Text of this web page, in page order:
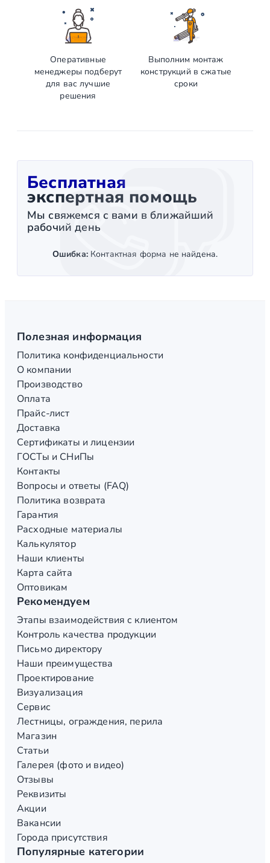
Оперативные
менеджеры подберут
для вас лучшие
решения
Выполним монтаж
конструкций в сжатые
сроки
Бесплатная
экспертная помощь
Мы свяжемся с вами в ближайший
рабочий день
Ошибка:Контактная форма не найдена.
Полезная информация
Политика конфиденциальности
О компании
Производство
Оплата
Прайс-лист
Доставка
Сертификаты и лицензии
ГОСТы и СНиПы
Контакты
Вопросы и ответы (FAQ)
Политика возврата
Гарантия
Расходные материалы
Калькулятор
Наши клиенты
Карта сайта
Оптовикам
Рекомендуем
Этапы взаимодействия с клиентом
Контроль качества продукции
Письмо директору
Наши преимущества
Проектирование
Визуализация
Сервис
Лестницы, ограждения, перила
Магазин
Статьи
Галерея (фото и видео)
Отзывы
Реквизиты
Акции
Вакансии
Города присутствия
Популярные категории